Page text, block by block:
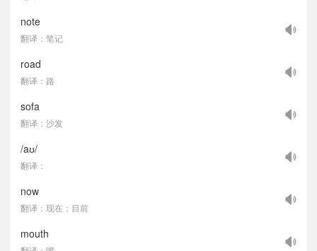
note
翻译：笔记
road
翻译：路
sofa
翻译：沙发
/aʊ/
翻译：
now
翻译：现在；目前
mouth